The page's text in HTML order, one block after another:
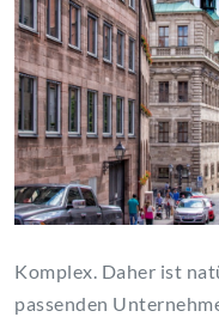
Komplex. Daher ist
passenden